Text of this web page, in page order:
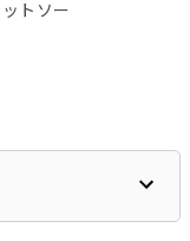
トソー